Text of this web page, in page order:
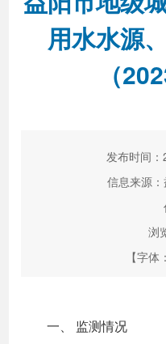
新闻中心
政务服务
高效办成一件事
用水水源
（
发布时间
信息来源
浏
【字体：
一、 监测情况